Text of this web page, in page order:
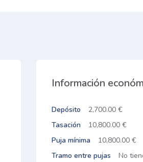
Información
Depósito
2,700.00 €
Tasación
10,800.00 €
Puja mínima
10,800.00 €
Tramo entre pujas
No